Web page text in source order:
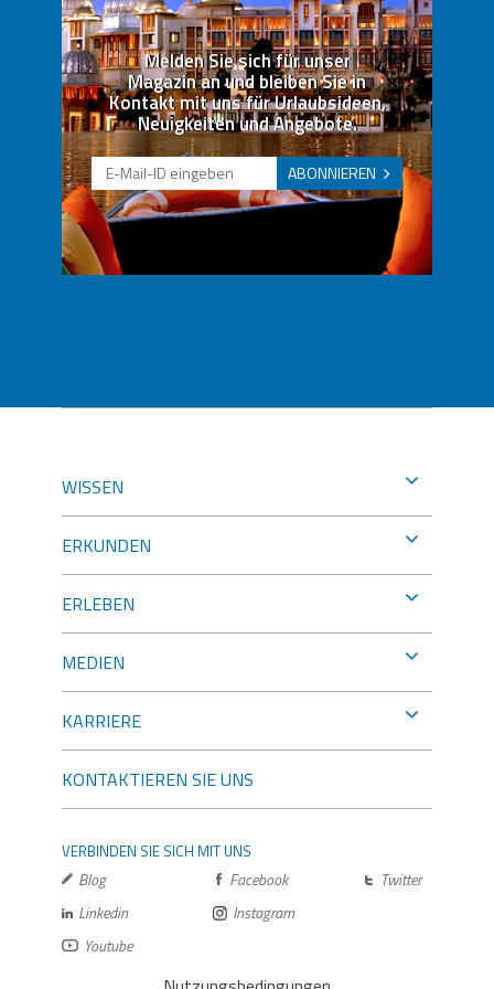
Melden Sie sich für unser
Magazin an und bleiben Sie in
Kontakt mit uns für Urlaubsideen,
Neuigkeiten und Angebote.
ABONNIEREN
WISSEN
ERKUNDEN
ERLEBEN
MEDIEN
KARRIERE
KONTAKTIEREN SIE UNS
VERBINDEN SIE SICH MIT UNS
Blog Facebook
Twitter
Linkedin
Instagram
Youtube